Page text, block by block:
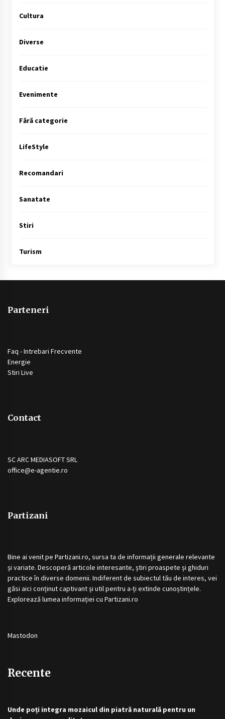
Cultura
Diverse
Educatie
Evenimente
Fără categorie
LifeStyle
Recomandari
Sanatate
Stiri
Turism
Parteneri
Faq - Intrebari Frecvente
Energie
Stiri Live
Contact
SC ARC MEDIASOFT SRL
office@e-agentie.ro
Partizani
Bine ai venit pe Partizani.ro, sursa ta de informații generale relevante
și variate. Descoperă articole interesante, știri proaspete și ghiduri
practice în diverse domenii. Indiferent de subiectul tău de interes, vei
găsi aici conținut captivant și util pentru a-ți extinde cunoștințele.
Explorează lumea informației cu Partizani.ro
Mastodon
Recente
Unde poți integra mozaicul din piatră naturală pentru un